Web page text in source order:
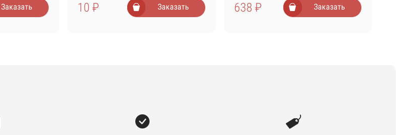
Заказать 10 ₽ Заказать 638 ₽ Заказать